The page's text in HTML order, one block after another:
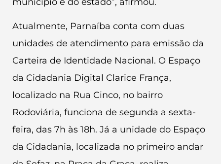
Atualmente, Parnaíba conta com duas
unidades de atendimento para emissão da
Carteira de Identidade Nacional. O Espaço
da Cidadania Digital Clarice França,
localizado na Rua Cinco, no bairro
Rodoviária, funciona de segunda a sexta-
feira, das 7h às 18h. Já a unidade do Espaço
da Cidadania, localizada no primeiro andar